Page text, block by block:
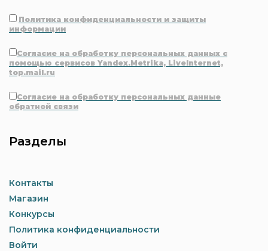
Политика конфиденциальности и защиты
информации
Согласие на обработку персональных данных с
помощью сервисов Yandex.Metrika, LiveInternet,
top.mail.ru
Согласие на обработку персональных данные
обратной связи
Разделы
Контакты
Магазин
Конкурсы
Политика конфиденциальности
Войти